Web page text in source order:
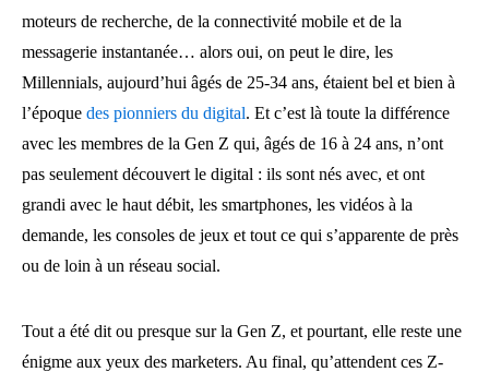
moteurs de recherche, de la connectivité mobile et de la
messagerie instantanée… alors oui, on peut le dire, les
Millennials, aujourd’hui âgés de 25-34 ans, étaient bel et bien à
l’époque des pionniers du digital. Et c’est là toute la différence
avec les membres de la Gen Z qui, âgés de 16 à 24 ans, n’ont
pas seulement découvert le digital : ils sont nés avec, et ont
grandi avec le haut débit, les smartphones, les vidéos à la
demande, les consoles de jeux et tout ce qui s’apparente de près
ou de loin à un réseau social.
Tout a été dit ou presque sur la Gen Z, et pourtant, elle reste une
énigme aux yeux des marketers. Au final, qu’attendent ces Z-